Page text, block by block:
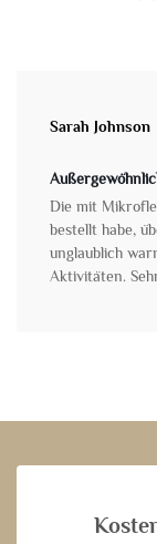
Sarah Johnson
Die mit
bestellt habe,
unglaublich
Aktivitäten.